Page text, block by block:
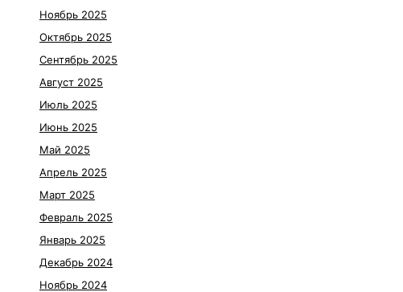
Ноябрь 2025
Октябрь 2025
Сентябрь 2025
Август 2025
Июль 2025
Июнь 2025
Май 2025
Апрель 2025
Март 2025
Февраль 2025
Январь 2025
Декабрь 2024
Ноябрь 2024